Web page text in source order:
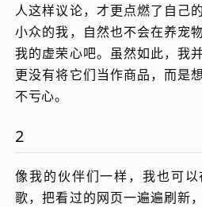
人这样议论，才更点燃了自己
小众的我，自然也不会在养宠
我的虚荣心吧。虽然如此，我
更没有将它们当作商品，而是
不亏心。
2
像我的伙伴们一样，我也可
歌，把看过的网页一遍遍刷新